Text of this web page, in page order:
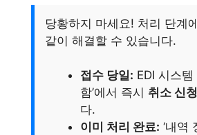
당황하지 마세요! 처리 단계
같이 해결할 수 있습니다.
접수 당일: EDI 시스템
함’에서 즉시 취소 신청
다.
이미 처리 완료: ‘내역